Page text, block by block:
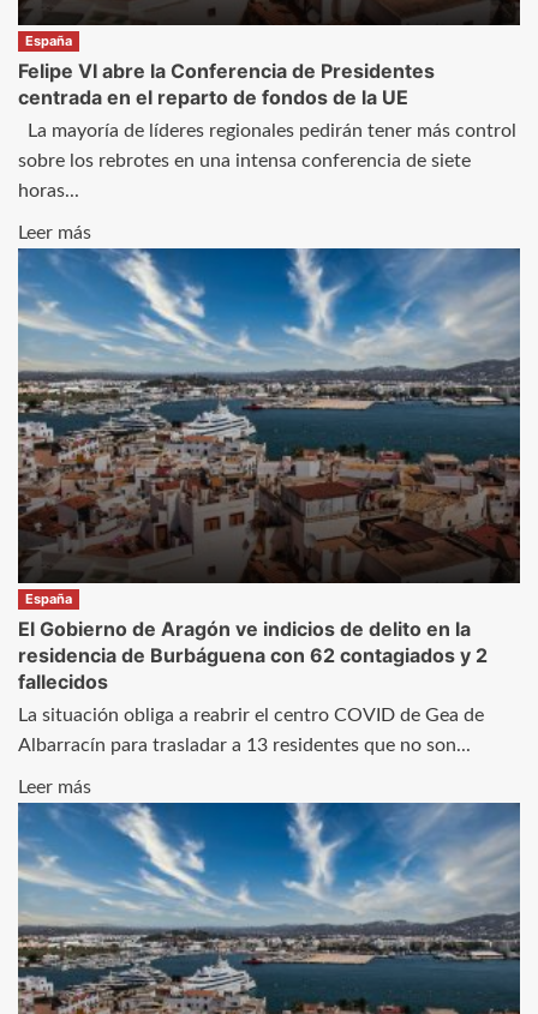
la
salida
de
Juan
España
Felipe VI abre la Conferencia de Presidentes
centrada en el reparto de fondos de la UE
La mayoría de líderes regionales pedirán tener más control
sobre los rebrotes en una intensa conferencia de siete
horas...
Leer másLeer
más
sobre
Felipe
VI
abre
la
Conferencia
de
Presidentes
centrada
en
reparto
de
fondos
de
la
España
El Gobierno de Aragón ve indicios de delito en la
residencia de Burbáguena con 62 contagiados y 2
fallecidos
La situación obliga a reabrir el centro COVID de Gea de
Albarracín para trasladar a 13 residentes que no son...
Leer másLeer
más
sobre
El
Gobierno
de
Aragón
ve